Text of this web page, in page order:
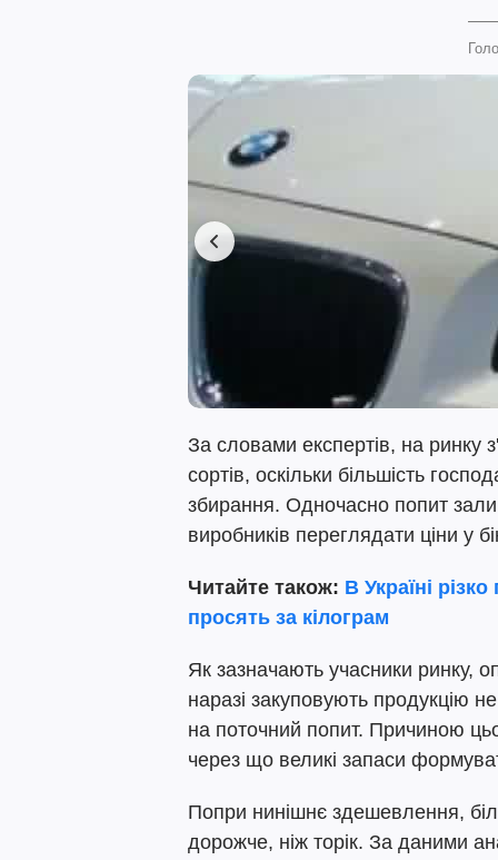
За словами експертів, на ринку
сортів, оскільки більшість
збирання. Одночасно попит
виробників переглядати ціни у
Читайте також: В Україні
просять за кілограм
Як зазначають учасники ринку,
наразі закуповують продукцію
на поточний попит. Причиною
через що великі запаси
Попри нинішнє здешевлення,
дорожче, ніж торік. За даними